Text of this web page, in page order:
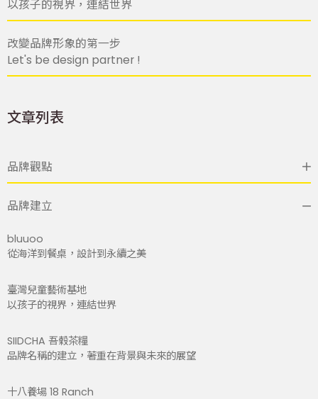
以孩子的視界，連結世界
改變品牌形象的第一步
Let's be design partner !
文章列表
品牌觀點
品牌建立
bluuoo
從海洋到餐桌，設計到永續之美
臺灣兒童藝術基地
以孩子的視界，連結世界
SIIDCHA 吾榖茶糧
品牌名稱的建立，著重在背景與未來的展望
十八養場 18 Ranch